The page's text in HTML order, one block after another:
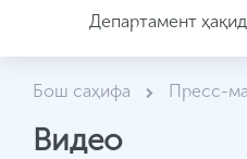
Департамент
Бош саҳифа Пресс-
Видео